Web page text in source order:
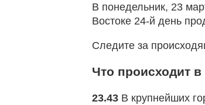
В понедельник, 23
Востоке 24-й день
Следите за
Что происходит
23.43 В крупнейших